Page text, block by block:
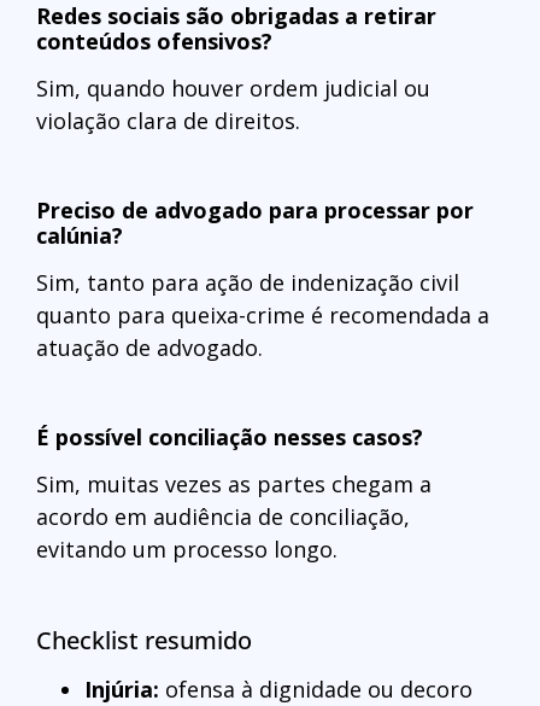
Redes sociais são obrigadas a retirar
conteúdos ofensivos?
Sim, quando houver ordem judicial ou
violação clara de direitos.
Preciso de advogado para processar por
calúnia?
Sim, tanto para ação de indenização civil
quanto para queixa-crime é recomendada a
atuação de advogado.
É possível conciliação nesses casos?
Sim, muitas vezes as partes chegam a
acordo em audiência de conciliação,
evitando um processo longo.
Checklist resumido
Injúria: ofensa à dignidade ou decoro